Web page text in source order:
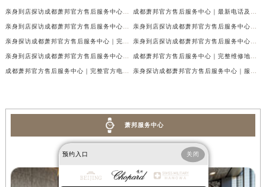
萧邦服务中心
预约入口 关闭